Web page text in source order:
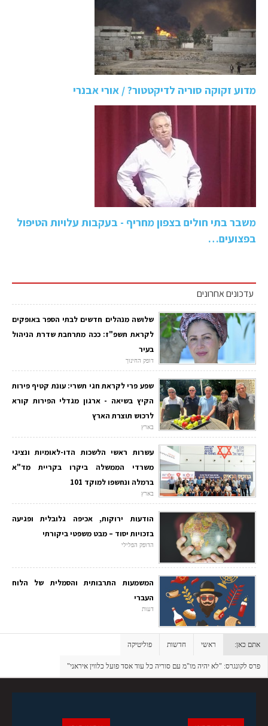
מדוע זקוקה סוריה לדיקטטור? / אורי אבנרי
משבר בתי חולים בצפון מחריף - בעקבות עלויות הטיפול
בפצועים…
עדכונים אחרונים
שלושה מנהלים חדשים לבתי הספר באופקים
לקראת תשפ"ז: ככה מתרחבת שדרת הניהול
בעיר
דופק החינוך
שפע פרי לקראת חגי תשרי: עונת קטיף פירות
הקיץ בשיאה - ארגון מגדלי הפירות קורא
לרכוש תוצרת הארץ
בארץ
עשרות ראשי הלשכות הדו-לאומיות ונציגי
משרדי הממשלה ביקרו בקריית מד"א
ברמלה ונחשפו למוקד 101
בארץ
הודעות ירוקות, אכיפה גלובלית ופגיעה
בזכויות יסוד – מבט משפטי ביקורתי
הדופק הפלילי
המשמעות התרבותית והסמלית של הלוח
העברי
דעות
אתם כאן: ראשי חדשות פוליטיקה
פרס לקונגרס: "לא יהיה מו"מ עם סוריה כל עוד אסד פועל כלווין איראני"